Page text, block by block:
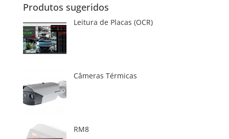
Produtos sugeridos
Leitura de Placas (OCR)
Câmeras Térmicas
RM8